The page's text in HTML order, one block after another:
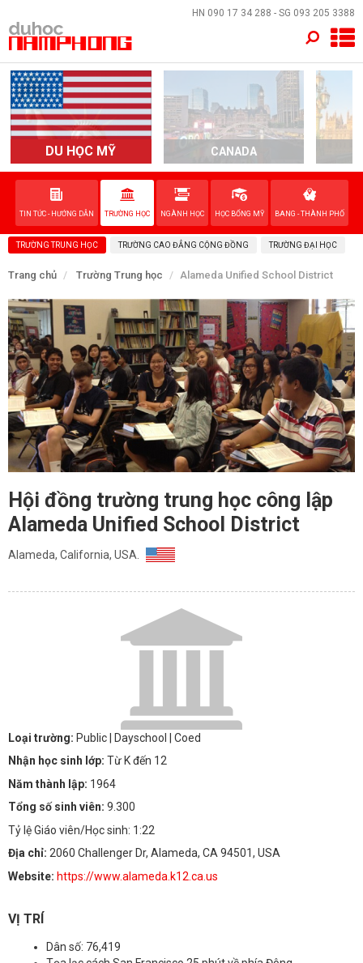
HN 090 17 34 288 - SG 093 205 3388
DU HỌC MỸ CANADA
TIN TỨC - HƯỚNG DẪN TRƯỜNG HỌC NGÀNH HỌC HỌC BỔNG MỸ BANG - THÀNH PHỐ
TRƯỜNG TRUNG HỌC TRƯỜNG CAO ĐẲNG CỘNG ĐỒNG TRƯỜNG ĐẠI HỌC
Trang chủ Trường Trung học Alameda Unified School District
Hội đồng trường trung học công lập
Alameda Unified School District
Alameda, California, USA.
Loại trường: Public| Dayschool | Coed
Nhận học sinh lớp: Từ K đến 12
Năm thành lập: 1964
Tổng số sinh viên: 9.300
Tỷ lệ Giáo viên/Học sinh: 1:22
Địa chỉ: 2060 Challenger Dr, Alameda, CA 94501, USA
Website: https://www.alameda.k12.ca.us
VỊ TRÍ
Dân số: 76,419
×
TRANG CHỦ
QUỐC GIA
EVENTS
DỊCH VỤ
VỀ NAM PHONG